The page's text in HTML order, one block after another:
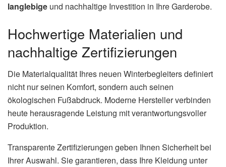
langlebige und nachhaltige Investition in Ihre Garderobe.
Hochwertige Materialien und
nachhaltige Zertifizierungen
Die Materialqualität Ihres neuen Winterbegleiters definiert
nicht nur seinen Komfort, sondern auch seinen
ökologischen Fußabdruck. Moderne Hersteller verbinden
heute herausragende Leistung mit verantwortungsvoller
Produktion.
Transparente Zertifizierungen geben Ihnen Sicherheit bei
Ihrer Auswahl. Sie garantieren, dass Ihre Kleidung unter